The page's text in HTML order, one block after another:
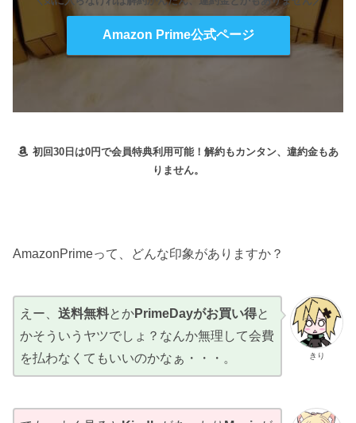
Amazon Prime公式ページ
初回30日は0円で会員特典利用可能！解約もカンタン、違約金もあ
りません。
AmazonPrimeって、どんな印象がありますか？
きり
えー、 送料無料とかPrimeDayがお買い得と
かそういうヤツでしょ？なんか無理して会費
を払わなくてもいいのかなぁ・・・。